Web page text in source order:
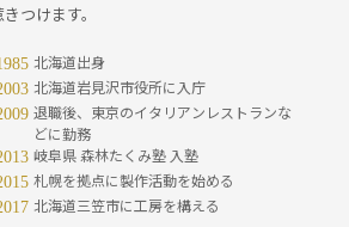
つけます。
北海道出身
北海道岩見沢市役所に入庁
退職後、東京のイタリアンレストランな
どに勤務
岐阜県 森林たくみ塾 入塾
札幌を拠点に製作活動を始める
北海道三笠市に工房を構える